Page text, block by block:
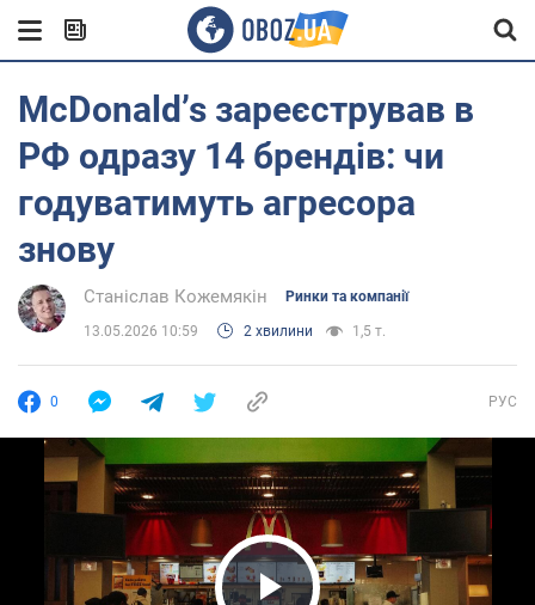
McDonaldʼs зареєстрував в
РФ одразу 14 брендів: чи
годуватимуть агресора
знову
Станіслав Кожемякін Ринки та компанії
13.05.2026 10:59 2 хвилини 1,5 т.
0 РУС